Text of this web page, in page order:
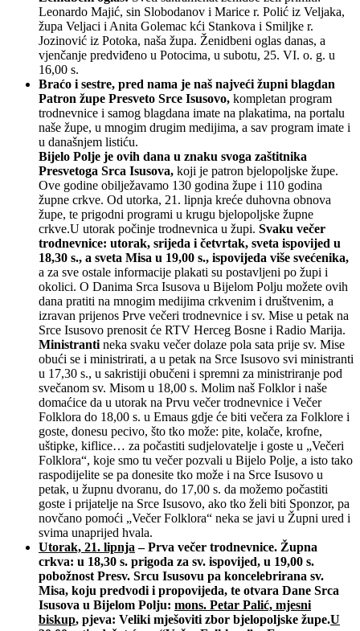
Leonardo Majić, sin Slobodanov i Marice r. Polić iz Veljaka,
župa Veljaci i Anita Golemac kći Stankova i Smiljke r.
Jozinović iz Potoka, naša župa. Ženidbeni oglas danas, a
vjenčanje predviđeno u Potocima, u subotu, 25. VI. o. g. u
16,00 s.
Braćo i sestre, pred nama je naš najveći župni blagdan
Patron župe Presveto Srce Isusovo, kompletan program
trodnevnice i samog blagdana imate na plakatima, na portalu
naše župe, u mnogim drugim medijima, a sav program imate i
u današnjem listiću.
Bijelo Polje je ovih dana u znaku svoga zaštitnika
Presvetoga Srca Isusova, koji je patron bjelopoljske župe.
Ove godine obilježavamo 130 godina župe i 110 godina
župne crkve. Od utorka, 21. lipnja kreće duhovna obnova
župe, te prigodni programi u krugu bjelopoljske župne
crkve.U utorak počinje trodnevnica u župi. Svaku večer
trodnevnice: utorak, srijeda i četvrtak, sveta ispovijed u
18,30 s., a sveta Misa u 19,00 s., ispovijeda više svećenika,
a za sve ostale informacije plakati su postavljeni po župi i
okolici. O Danima Srca Isusova u Bijelom Polju možete ovih
dana pratiti na mnogim medijima crkvenim i društvenim, a
izravan prijenos Prve večeri trodnevnice i sv. Mise u petak na
Srce Isusovo prenosit će RTV Herceg Bosne i Radio Marija.
Ministranti neka svaku večer dolaze pola sata prije sv. Mise
obući se i ministrirati, a u petak na Srce Isusovo svi ministranti
u 17,30 s., u sakristiji obučeni i spremni za ministriranje pod
svečanom sv. Misom u 18,00 s. Molim naš Folklor i naše
domaćice da u utorak na Prvu večer trodnevnice i Večer
Folklora do 18,00 s. u Emaus gdje će biti večera za Folklore i
goste, donesu pecivo, što tko može: pite, kolače, krofne,
uštipke, kiflice… za počastiti sudjelovatelje i goste u „Večeri
Folklora“, koje smo tu večer pozvali u Bijelo Polje, a isto tako
raspodijelite se pa donesite tko može i na Srce Isusovo u
petak, u župnu dvoranu, do 17,00 s. da možemo počastiti
goste i prijatelje na Srce Isusovo, ako tko želi biti Sponzor, pa
novčano pomoći „Večer Folklora“ neka se javi u Župni ured i
svima unaprijed hvala.
Utorak, 21. lipnja – Prva večer trodnevnice. Župna
crkva: u 18,30 s. prigoda za sv. ispovijed, u 19,00 s.
pobožnost Presv. Srcu Isusovu pa koncelebrirana sv.
Misa, koju predvodi i propovijeda, te otvara Dane Srca
Isusova u Bijelom Polju: mons. Petar Palić, mjesni
biskup, pjeva: Veliki mješoviti zbor bjelopoljske župe.U